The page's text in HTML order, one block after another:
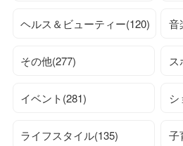
ヘルス＆ビューティー(120) 音
その他(277) ス
イベント(281) シ
ライフスタイル(135) 子